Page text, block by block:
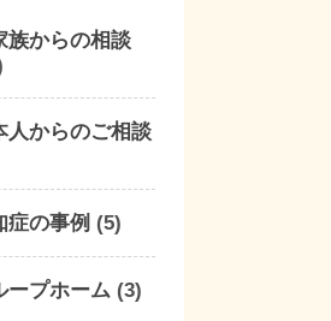
族からの相談
人からのご相談
症の事例 (5)
ープホーム (3)